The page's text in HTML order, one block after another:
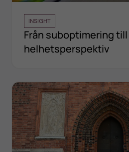
INSIGHT
Från suboptimering till
helhetsperspektiv